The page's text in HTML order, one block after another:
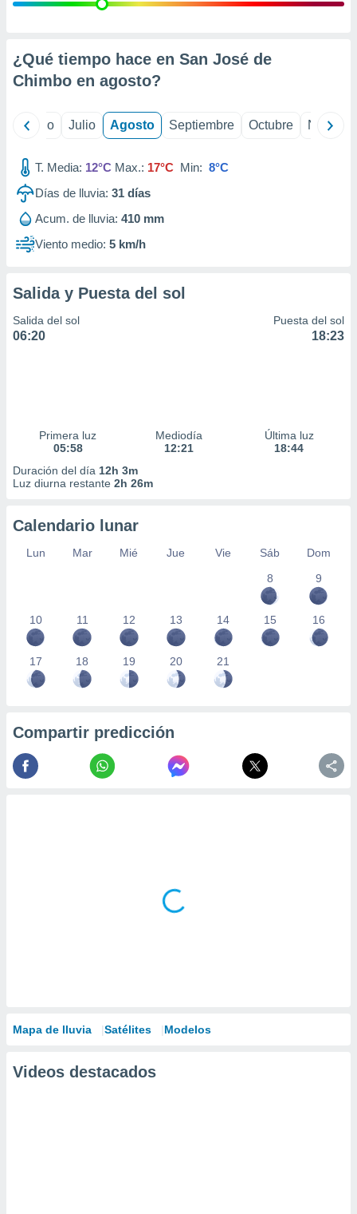
e
mediante
publicidad
de
1199
¿Qué tiempo hace en San José de
Chimbo en agosto?
Junio Julio Agosto Septiembre Octubre
T. Media: 12°C Max.: 17°C Min: 8°C
Días de lluvia: 31 días
Acum. de lluvia: 410 mm
Viento medio: 5 km/h
Salida y Puesta del sol
Salida del sol
06:20
Puesta del sol
18:23
Primera luz
05:58
Mediodía
12:21
Última luz
18:44
Duración del día 12h 3m
Luz diurna restante 2h 26m
Calendario lunar
Lun Mar Mié Jue Vie Sáb
Dom
8
9
10 11 12 13 14 15 16
17 18 19 20 21
Compartir predicción
Mapa de lluvia Satélites Modelos
Videos destacados